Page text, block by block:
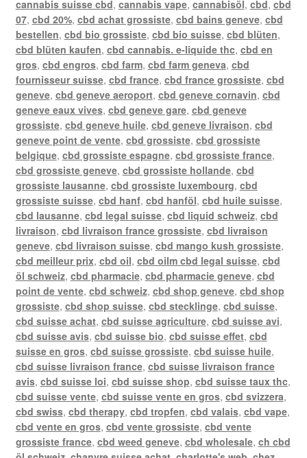
cannabis suisse cbd, cannabis vape, cannabisöl, cbd, cbd
07, cbd 20%, cbd achat grossiste, cbd bains geneve, cbd
bestellen, cbd bio grossiste, cbd bio suisse, cbd blüten,
cbd blüten kaufen, cbd cannabis. e-liquide thc, cbd en
gros, cbd engros, cbd farm, cbd farm geneva, cbd
fournisseur suisse, cbd france, cbd france grossiste, cbd
geneve, cbd geneve aeroport, cbd geneve cornavin, cbd
geneve eaux vives, cbd geneve gare, cbd geneve
grossiste, cbd geneve huile, cbd geneve livraison, cbd
geneve point de vente, cbd grossiste, cbd grossiste
belgique, cbd grossiste espagne, cbd grossiste france,
cbd grossiste geneve, cbd grossiste hollande, cbd
grossiste lausanne, cbd grossiste luxembourg, cbd
grossiste suisse, cbd hanf, cbd hanföl, cbd huile suisse,
cbd lausanne, cbd legal suisse, cbd liquid schweiz, cbd
livraison, cbd livraison france grossiste, cbd livraison
geneve, cbd livraison suisse, cbd mango kush grossiste,
cbd meilleur prix, cbd oil, cbd oilm cbd legal suisse, cbd
öl schweiz, cbd pharmacie, cbd pharmacie geneve, cbd
point de vente, cbd schweiz, cbd shop geneve, cbd shop
grossiste, cbd shop suisse, cbd stecklinge, cbd suisse,
cbd suisse achat, cbd suisse agriculture, cbd suisse avi,
cbd suisse avis, cbd suisse bio, cbd suisse effet, cbd
suisse en gros, cbd suisse grossiste, cbd suisse huile,
cbd suisse livraison france, cbd suisse livraison france
avis, cbd suisse loi, cbd suisse shop, cbd suisse taux thc,
cbd suisse vente, cbd suisse vente en gros, cbd svizzera,
cbd swiss, cbd therapy, cbd tropfen, cbd valais, cbd vape,
cbd vente en gros, cbd vente grossiste, cbd vente
grossiste france, cbd weed geneve, cbd wholesale, ch cbd